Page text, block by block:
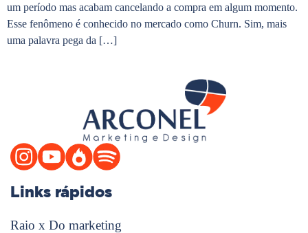
um período mas acabam cancelando a compra em algum momento.
Esse fenômeno é conhecido no mercado como Churn. Sim, mais
uma palavra pega da […]
Links rápidos
Raio x Do marketing